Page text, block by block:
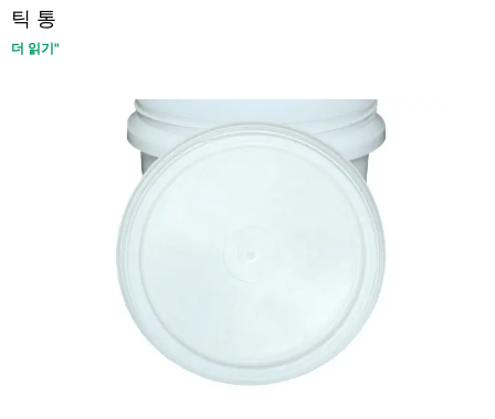
틱 통
더 읽기"